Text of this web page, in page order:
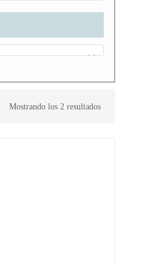
Mostrando los 2 resultados